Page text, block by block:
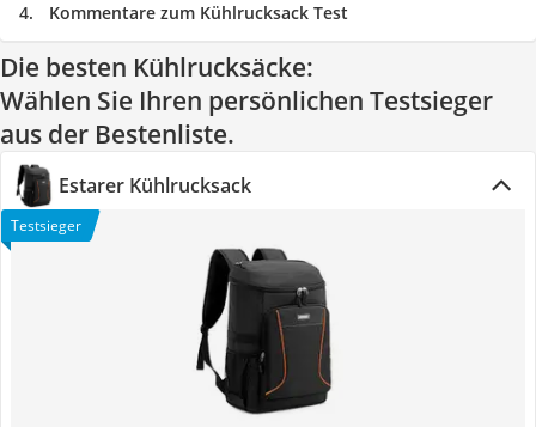
Kommentare zum Kühlrucksack Test
Die besten Kühlrucksäcke:
Wählen Sie Ihren persönlichen Testsieger
aus der Bestenliste.
Estarer Kühlrucksack
Testsieger